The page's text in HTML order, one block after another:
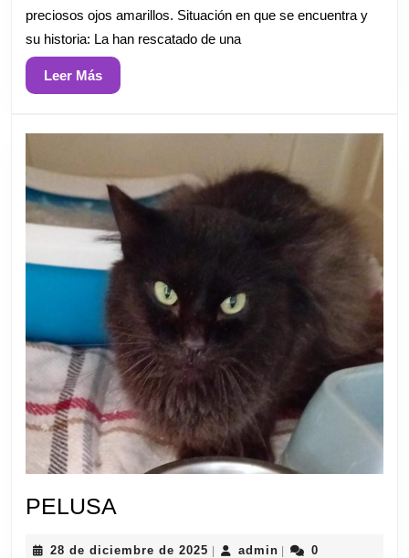
preciosos ojos amarillos. Situación en que se encuentra y
su historia: La han rescatado de una
Leer MásLeer
Más
PELUSA
28 de diciembre de 2025 28
adminadmin
0